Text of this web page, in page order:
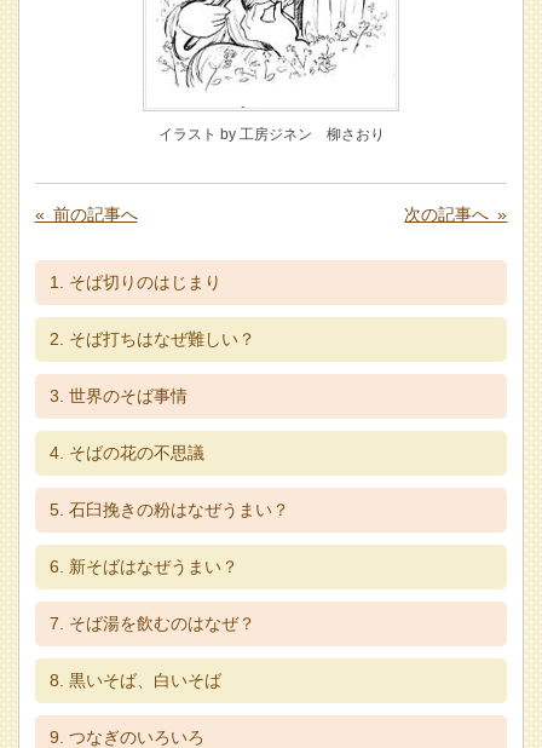
イラスト by 工房ジネン 柳さおり
« 前の記事へ 次の記事へ »
そば切りのはじまり
そば打ちはなぜ難しい？
世界のそば事情
そばの花の不思議
石臼挽きの粉はなぜうまい？
新そばはなぜうまい？
そば湯を飲むのはなぜ？
黒いそば、白いそば
つなぎのいろいろ